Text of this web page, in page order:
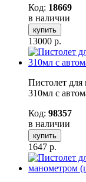
Код: 18669
в наличии
купить
13000 р.
Пистолет
310мл с
Код: 98357
в наличии
купить
1647 р.